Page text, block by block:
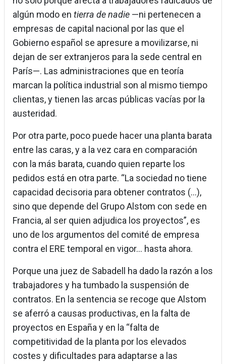
algún modo en tierra de nadie —ni pertenecen a
empresas de capital nacional por las que el
Gobierno español se apresure a movilizarse, ni
dejan de ser extranjeros para la sede central en
París—. Las administraciones que en teoría
marcan la política industrial son al mismo tiempo
clientas, y tienen las arcas públicas vacías por la
austeridad.
Por otra parte, poco puede hacer una planta barata
entre las caras, y a la vez cara en comparación
con la más barata, cuando quien reparte los
pedidos está en otra parte. “La sociedad no tiene
capacidad decisoria para obtener contratos (...),
sino que depende del Grupo Alstom con sede en
Francia, al ser quien adjudica los proyectos”, es
uno de los argumentos del comité de empresa
contra el ERE temporal en vigor... hasta ahora.
Porque una juez de Sabadell ha dado la razón a los
trabajadores y ha tumbado la suspensión de
contratos. En la sentencia se recoge que Alstom
se aferró a causas productivas, en la falta de
proyectos en España y en la “falta de
competitividad de la planta por los elevados
costes y dificultades para adaptarse a las